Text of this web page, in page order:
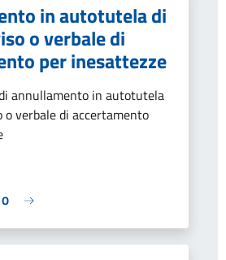
in autotutela di
o verbale di
per inesattezze
annullamento in autotutela
o verbale di accertamento